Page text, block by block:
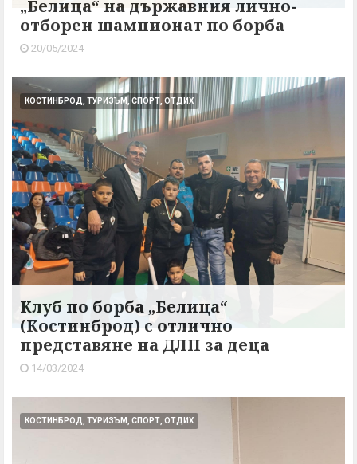
„Белица“ на държавния лично-
отборен шампионат по борба
20/05/2024
КОСТИНБРОД, ТУРИЗЪМ, СПОРТ, ОТДИХ
Клуб по борба „Белица“
(Костинброд) с отлично
представяне на ДЛП за деца
14/03/2024
КОСТИНБРОД, ТУРИЗЪМ, СПОРТ, ОТДИХ